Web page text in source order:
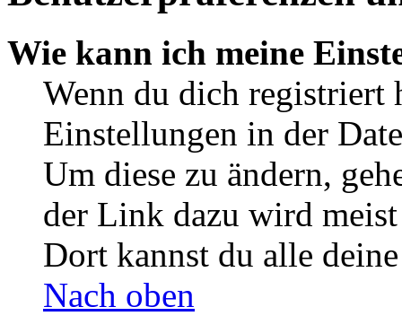
Wie kann ich meine
Wenn du dich registriert
Einstellungen in der
Um diese zu ändern,
der Link dazu wird
Dort kannst du alle
Nach oben